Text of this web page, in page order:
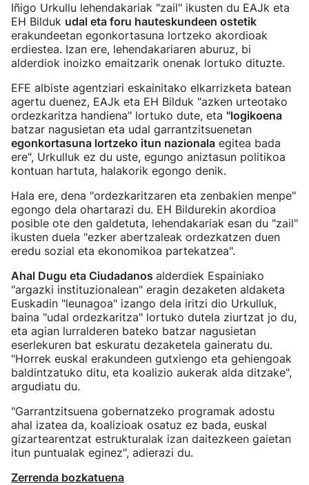
Iñigo Urkullu lehendakariak "zail" ikusten du EAJk eta
EH Bilduk udal eta foru hauteskundeen ostetik
erakundeetan egonkortasuna lortzeko akordioak
erdiestea. Izan ere, lehendakariaren aburuz, bi
alderdiok inoizko emaitzarik onenak lortuko dituzte.
EFE albiste agentziari eskainitako elkarrizketa batean
agertu duenez, EAJk eta EH Bilduk "azken urteotako
ordezkaritza handiena" lortuko dute, eta "logikoena
batzar nagusietan eta udal garrantzitsuenetan
egonkortasuna lortzeko itun nazionala egitea bada
ere", Urkulluk ez du uste, egungo aniztasun politikoa
kontuan hartuta, halakorik egongo denik.
Hala ere, dena "ordezkaritzaren eta zenbakien menpe"
egongo dela ohartarazi du. EH Bildurekin akordioa
posible ote den galdetuta, lehendakariak esan du "zail"
ikusten duela "ezker abertzaleak ordezkatzen duen
eredu sozial eta ekonomikoa partekatzea".
Ahal Dugu eta Ciudadanos alderdiek Espainiako
"argazki instituzionalean" eragin dezaketen aldaketa
Euskadin "leunagoa" izango dela iritzi dio Urkulluk,
baina "udal ordezkaritza" lortuko dutela ziurtzat jo du,
eta agian lurralderen bateko batzar nagusietan
eserlekuren bat eskuratu dezaketela gaineratu du.
"Horrek euskal erakundeen gutxiengo eta gehiengoak
baldintzatuko ditu, eta koalizio aukerak alda ditzake",
argudiatu du.
"Garrantzitsuena gobernatzeko programak adostu
ahal izatea da, koalizioak osatuz ez bada, euskal
gizartearentzat estrukturalak izan daitezkeen gaietan
itun puntualak eginez", adierazi du.
Zerrenda bozkatuena